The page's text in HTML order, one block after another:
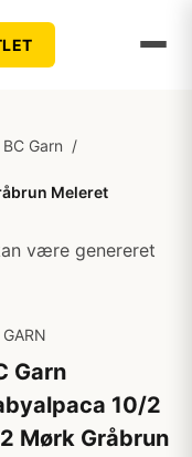
BC Garn /
Meleret
være genereret
GARN
Garn
10/2
Mørk Gråbrun